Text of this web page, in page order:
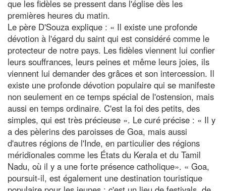
que les fidèles se pressent dans l'église dès les
premières heures du matin.
Le père D'Souza explique : « Il existe une profonde
dévotion à l'égard du saint qui est considéré comme le
protecteur de notre pays. Les fidèles viennent lui confier
leurs souffrances, leurs peines et même leurs joies, ils
viennent lui demander des grâces et son intercession. Il
existe une profonde dévotion populaire qui se manifeste
non seulement en ce temps spécial de l'ostension, mais
aussi en temps ordinaire. C'est la foi des petits, des
simples, qui est très précieuse ». Le curé précise : « Il y
a des pèlerins des paroisses de Goa, mais aussi
d'autres régions de l'Inde, en particulier des régions
méridionales comme les États du Kerala et du Tamil
Nadu, où il y a une forte présence catholique». « Goa,
poursuit-il, est également une destination touristique